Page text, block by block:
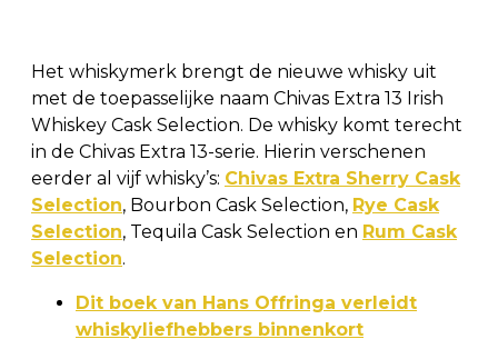
Het whiskymerk brengt de nieuwe whisky uit
met de toepasselijke naam Chivas Extra 13 Irish
Whiskey Cask Selection. De whisky komt terecht
in de Chivas Extra 13-serie. Hierin verschenen
eerder al vijf whisky’s: Chivas Extra Sherry Cask
Selection, Bourbon Cask Selection, Rye Cask
Selection, Tequila Cask Selection en Rum Cask
Selection.
Dit boek van Hans Offringa verleidt
whiskyliefhebbers binnenkort